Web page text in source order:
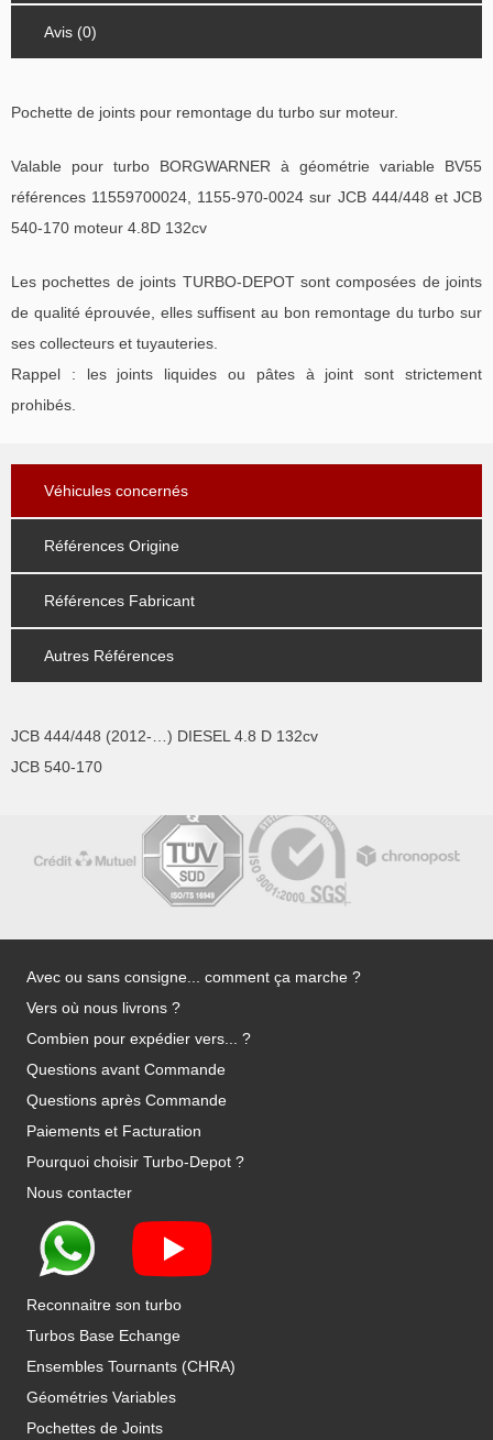
Avis (0)
Pochette de joints pour remontage du turbo sur moteur.
Valable pour turbo BORGWARNER à géométrie variable BV55
références 11559700024, 1155-970-0024 sur JCB 444/448 et JCB
540-170 moteur 4.8D 132cv
Les pochettes de joints TURBO-DEPOT sont composées de joints
de qualité éprouvée, elles suffisent au bon remontage du turbo sur
ses collecteurs et tuyauteries.
Rappel : les joints liquides ou pâtes à joint sont strictement
prohibés.
Véhicules concernés
Références Origine
Références Fabricant
Autres Références
JCB 444/448 (2012-…) DIESEL 4.8 D 132cv
JCB 540-170
Avec ou sans consigne... comment ça marche ?
Vers où nous livrons ?
Combien pour expédier vers... ?
Questions avant Commande
Questions après Commande
Paiements et Facturation
Pourquoi choisir Turbo-Depot ?
Nous contacter
Reconnaitre son turbo
Turbos Base Echange
Ensembles Tournants (CHRA)
Géométries Variables
Pochettes de Joints